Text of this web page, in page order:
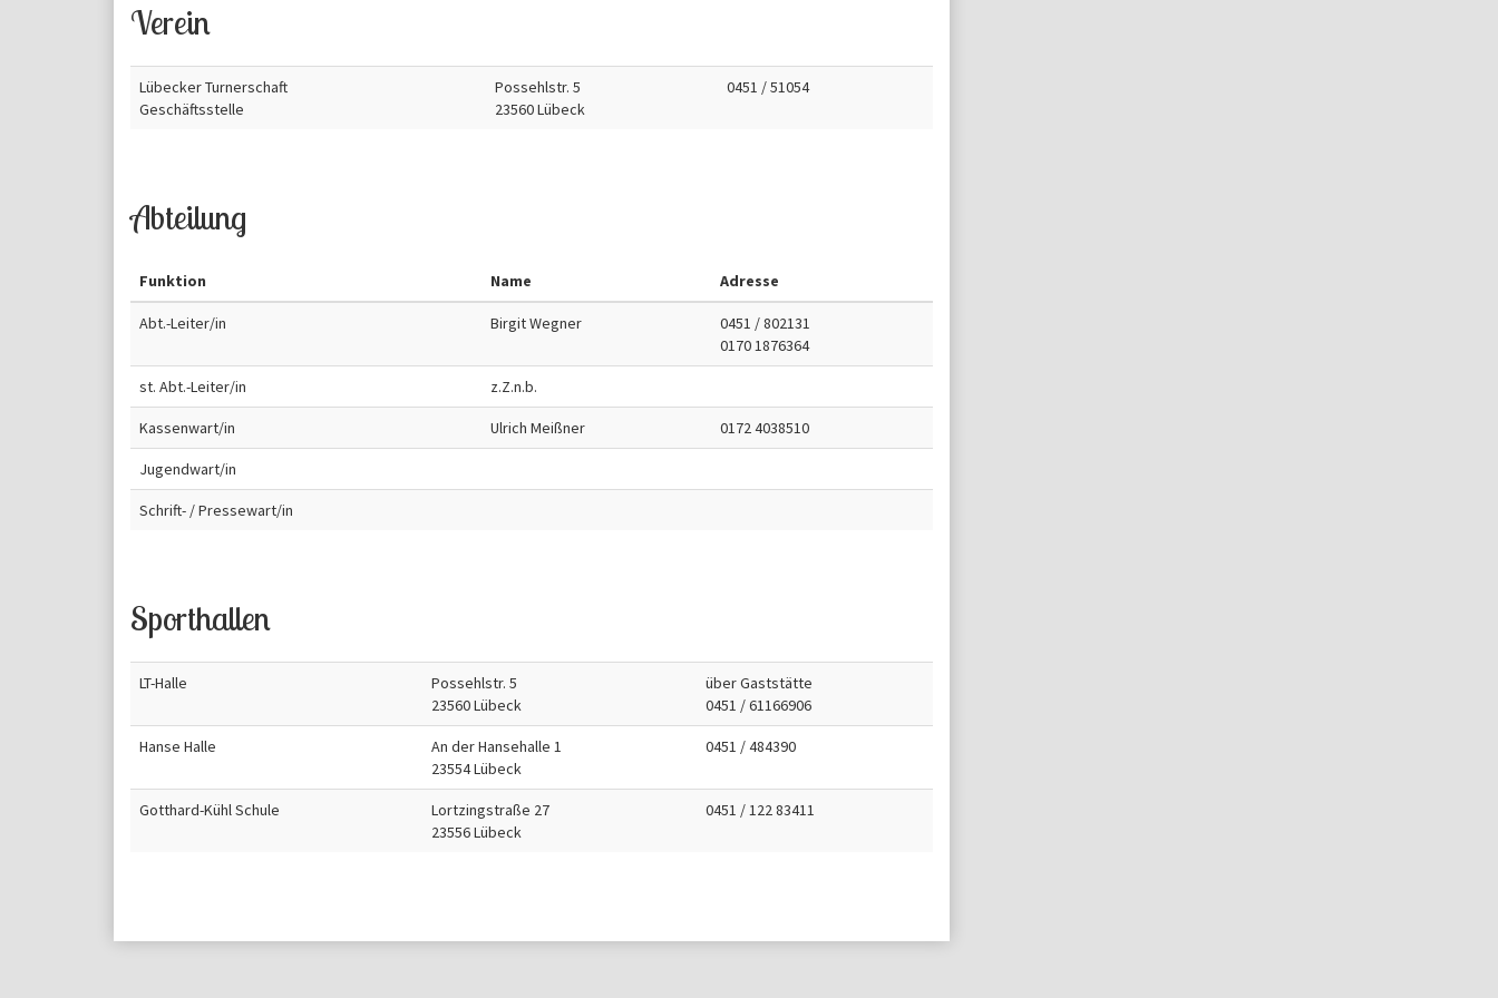
Verein
Lübecker Turnerschaft
Geschäftsstelle
Possehlstr. 5
23560 Lübeck
0451 / 51054
Abteilung
Funktion Name Adresse
Abt.-Leiter/in Birgit Wegner
0451 / 802131
0170 1876364
st. Abt.-Leiter/in z.Z.n.b.
Kassenwart/in Ulrich Meißner 0172 4038510
Jugendwart/in
Schrift- / Pressewart/in
Sporthallen
LT-Halle
Possehlstr. 5
23560 Lübeck
über Gaststätte
0451 / 61166906
Hanse Halle
An der Hansehalle 1
23554 Lübeck
0451 / 484390
Gotthard-Kühl Schule
Lortzingstraße 27
23556 Lübeck
0451 / 122 83411